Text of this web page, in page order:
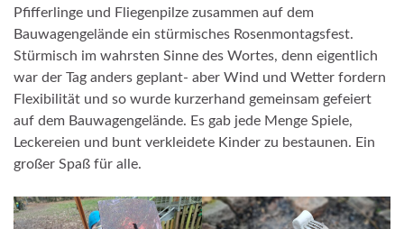
Pfifferlinge und Fliegenpilze zusammen auf dem
Bauwagengelände ein stürmisches Rosenmontagsfest.
Stürmisch im wahrsten Sinne des Wortes, denn eigentlich
war der Tag anders geplant- aber Wind und Wetter fordern
Flexibilität und so wurde kurzerhand gemeinsam gefeiert
auf dem Bauwagengelände. Es gab jede Menge Spiele,
Leckereien und bunt verkleidete Kinder zu bestaunen. Ein
großer Spaß für alle.